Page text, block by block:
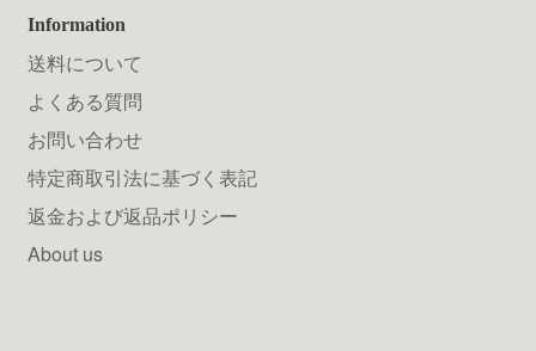
Information
送料について
よくある質問
お問い合わせ
特定商取引法に基づく表記
返金および返品ポリシー
About us